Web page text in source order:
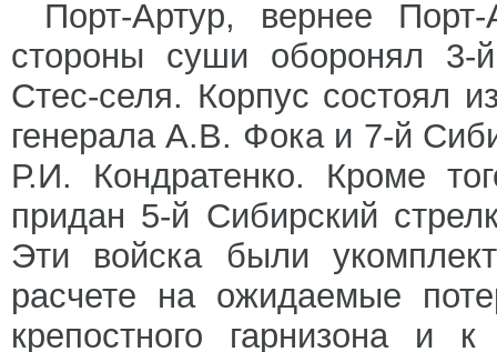
Порт-Артур, вернее
стороны суши оборонял 3-
Стес-селя. Корпус состоял
генерала А.В. Фока и 7-й
Р.И. Кондратенко. Кроме
придан 5-й Сибирский
Эти войска были
расчете на ожидаемые
крепостного гарнизона и